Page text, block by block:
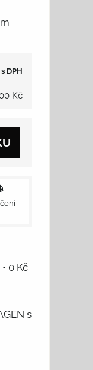
s DPH
Kč
• 0 Kč
s